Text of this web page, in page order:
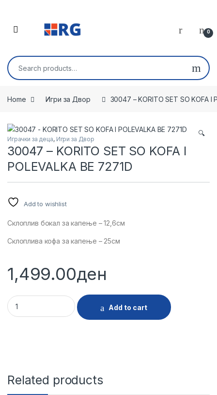
Open 0
Search for:
Home Игри за Двор 30047 – KORITO SET SO KOFA I
🔍
Играчки за деца, Игри за Двор
30047 – KORITO SET SO KOFA I
POLEVALKA BE 7271D
Add to wishlist
Склоплив бокал за капење – 12,6см
Склоплива кофа за капење – 25см
1,499.00ден
30047 - KORITO SET SO KOFA I POLEVALKA BE 7271D quantity
Add to cart
Related products